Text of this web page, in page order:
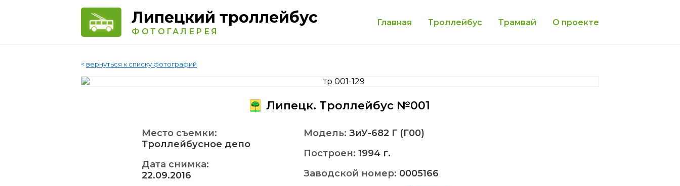
Липецкий троллейбус
ФОТОГАЛЕРЕЯ
Главная Троллейбус Трамвай О проекте
< вернуться к списку фотографий
Липецк. Троллейбус №001
Место съемки:
Троллейбусное депо
Дата снимка:
22.09.2016
Модель: ЗиУ-682 Г (Г00)
Построен: 1994 г.
Заводской номер: 0005166